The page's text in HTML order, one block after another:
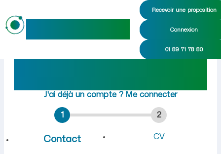
Recevoir une proposition
Connexion
01 89 71 78 80
Emploi à Charnoz-sur-Ain
Rejoindre maideoà
J'ai déjà un compte ? Me connecter
1
Contact
2
CV